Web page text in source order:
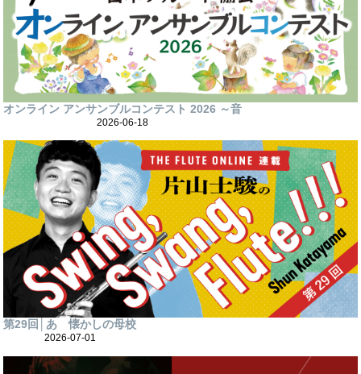
オンライン アンサンブルコンテスト 2026 ～音
2026-06-18
第29回│あゝ懐かしの母校
2026-07-01